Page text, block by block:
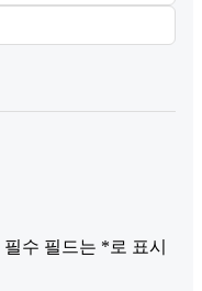
필수 필드는 *로 표시